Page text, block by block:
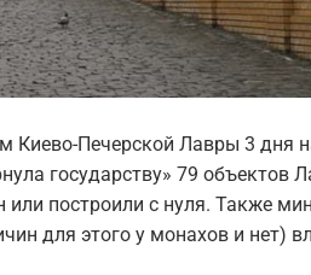
Киево-Печерской Лавры 3 дня
государству» 79 объектов
или построили с нуля. Также
для этого у монахов и нет)